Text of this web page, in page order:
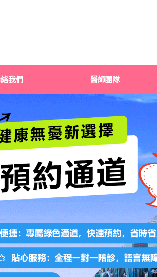
我們 醫師團隊